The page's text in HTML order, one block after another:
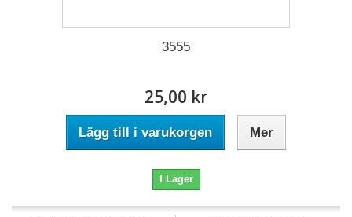
3555
25,00 kr
Lägg till i varukorgen Mer
I Lager